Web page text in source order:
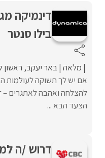
דינמיקה
בילו סנטר
מלאה באר יעקב ראשון
אם יש לך תשוקה לעולמות
להצלחה ואהבה לאתגרים –
הצעד הבא ...